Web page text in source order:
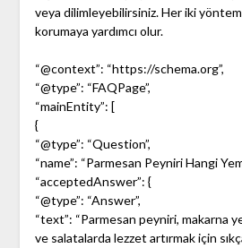
veya dilimleyebilirsiniz. Her iki
korumaya yardımcı olur.
“@context”: “https://schema.org”,
“@type”: “FAQPage”,
“mainEntity”: [
{
“@type”: “Question”,
“name”: “Parmesan Peyniri Hangi
“acceptedAnswer”: {
“@type”: “Answer”,
“text”: “Parmesan peyniri, makarna
ve salatalarda lezzet artırmak için